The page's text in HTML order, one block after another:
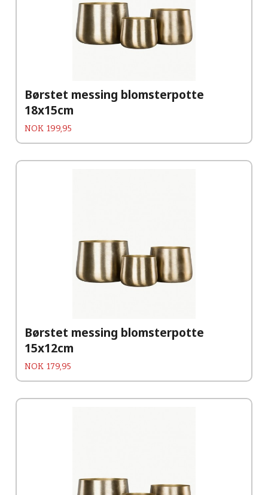
Børstet messing blomsterpotte
18x15cm
Pris
NOK 199,95
Børstet messing blomsterpotte
15x12cm
Pris
NOK 179,95